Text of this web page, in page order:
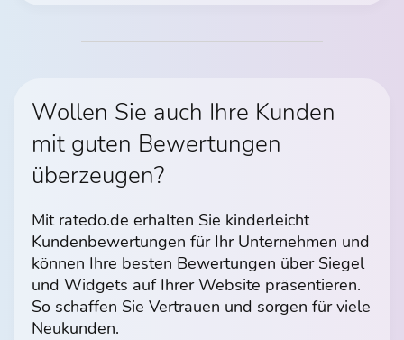
Wollen Sie auch Ihre Kunden
mit guten Bewertungen
überzeugen?
Mit ratedo.de erhalten Sie kinderleicht
Kundenbewertungen für Ihr Unternehmen und
können Ihre besten Bewertungen über Siegel
und Widgets auf Ihrer Website präsentieren.
So schaffen Sie Vertrauen und sorgen für viele
Neukunden.